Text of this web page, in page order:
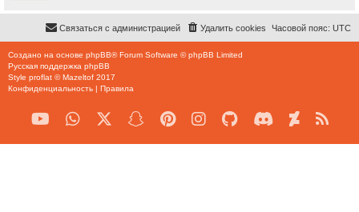
Часовой пояс: UTC
Удалить cookies
Связаться с администрацией
Создано на основе phpBB® Forum Software © phpBB Limited
Русская поддержка phpBB
Style proflat ©Mazeltof 2017
Конфиденциальность | Правила